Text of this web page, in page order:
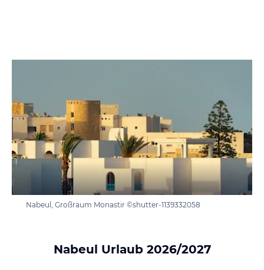
Nabeul, Großraum Monastir ©shutter-1139332058
Nabeul Urlaub 2026/2027